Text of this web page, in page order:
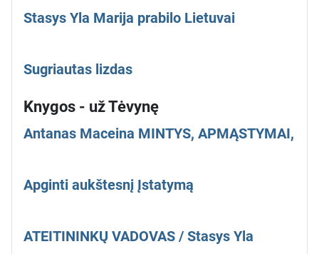
Stasys Yla Marija prabilo Lietuvai
Sugriautas lizdas
Knygos - už Tėvynę
Antanas Maceina MINTYS, APMĄSTYMAI,
Apginti aukštesnį Įstatymą
ATEITININKŲ VADOVAS / Stasys Yla